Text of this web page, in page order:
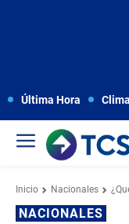
Última Hora Clima
Inicio Nacionales
NACIONALES